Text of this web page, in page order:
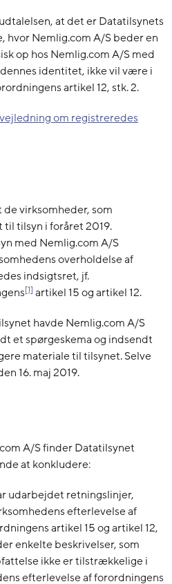
at det er Datatilsynets
hvor Nemlig.com A/S beder en
op hos Nemlig.com A/S med
identitet, ikke vil være i
artikel 12, stk. 2.
vejledning om registreredes
virksomheder, som
tilsyn i foråret 2019.
med Nemlig.com A/S
overholdelse af
indsigtsret, jf.
[1] artikel 15 og artikel 12.
havde Nemlig.com A/S
et spørgeskema og indsendt
materiale til tilsynet. Selve
16. maj 2019.
A/S finder Datatilsynet
at konkludere:
udarbejdet retningslinjer,
efterlevelse af
artikel 15 og artikel 12,
enkelte beskrivelser, som
ikke er tilstrækkelige i
efterlevelse af forordningens